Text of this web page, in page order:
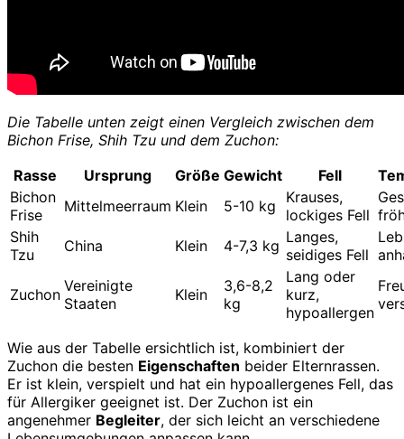
Die Tabelle unten zeigt einen Vergleich zwischen dem
Bichon Frise, Shih Tzu und dem Zuchon:
Rasse
Ursprung Größe Gewicht Fell
Bichon
Frise
Mittelmeerraum Klein 5-10 kg
Krauses,
lockiges Fell
Shih
Tzu
China Klein 4-7,3 kg Langes,
seidiges Fell
Zuchon Vereinigte
Staaten
Klein
3,6-8,2
kg
Lang oder
kurz,
hypoallergen
Wie aus der Tabelle ersichtlich ist, kombiniert der
Zuchon die besten Eigenschaften beider Elternrassen.
Er ist klein, verspielt und hat ein hypoallergenes Fell, das
für Allergiker geeignet ist. Der Zuchon ist ein
angenehmer Begleiter, der sich leicht an verschiedene